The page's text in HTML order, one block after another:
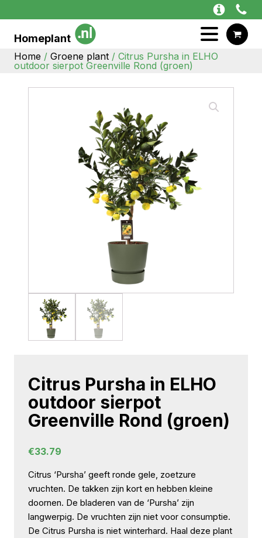
Homeplant
Home / Groene plant / Citrus Pursha in ELHO
outdoor sierpot Greenville Rond (groen)
Citrus Pursha in ELHO
outdoor sierpot
Greenville Rond (groen)
€33.79
Citrus ‘Pursha’ geeft ronde gele, zoetzure
vruchten. De takken zijn kort en hebben kleine
doornen. De bladeren van de ‘Pursha’ zijn
langwerpig. De vruchten zijn niet voor consumptie.
De Citrus Pursha is niet winterhard. Haal deze plant